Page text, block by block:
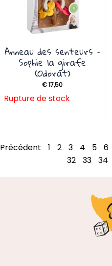
Anneau des senteurs –
Sophie la girafe
(Odorat)
€17,50
Rupture de stock
Précédent 1 2 3 4 5 6
32 33 34